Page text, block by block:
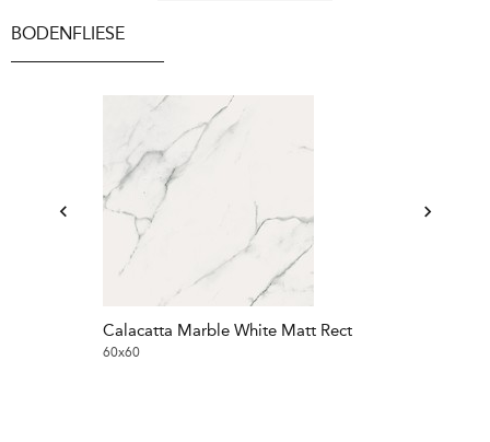
BODENFLIESE
Calacatta Marble White Matt Rect
60x60